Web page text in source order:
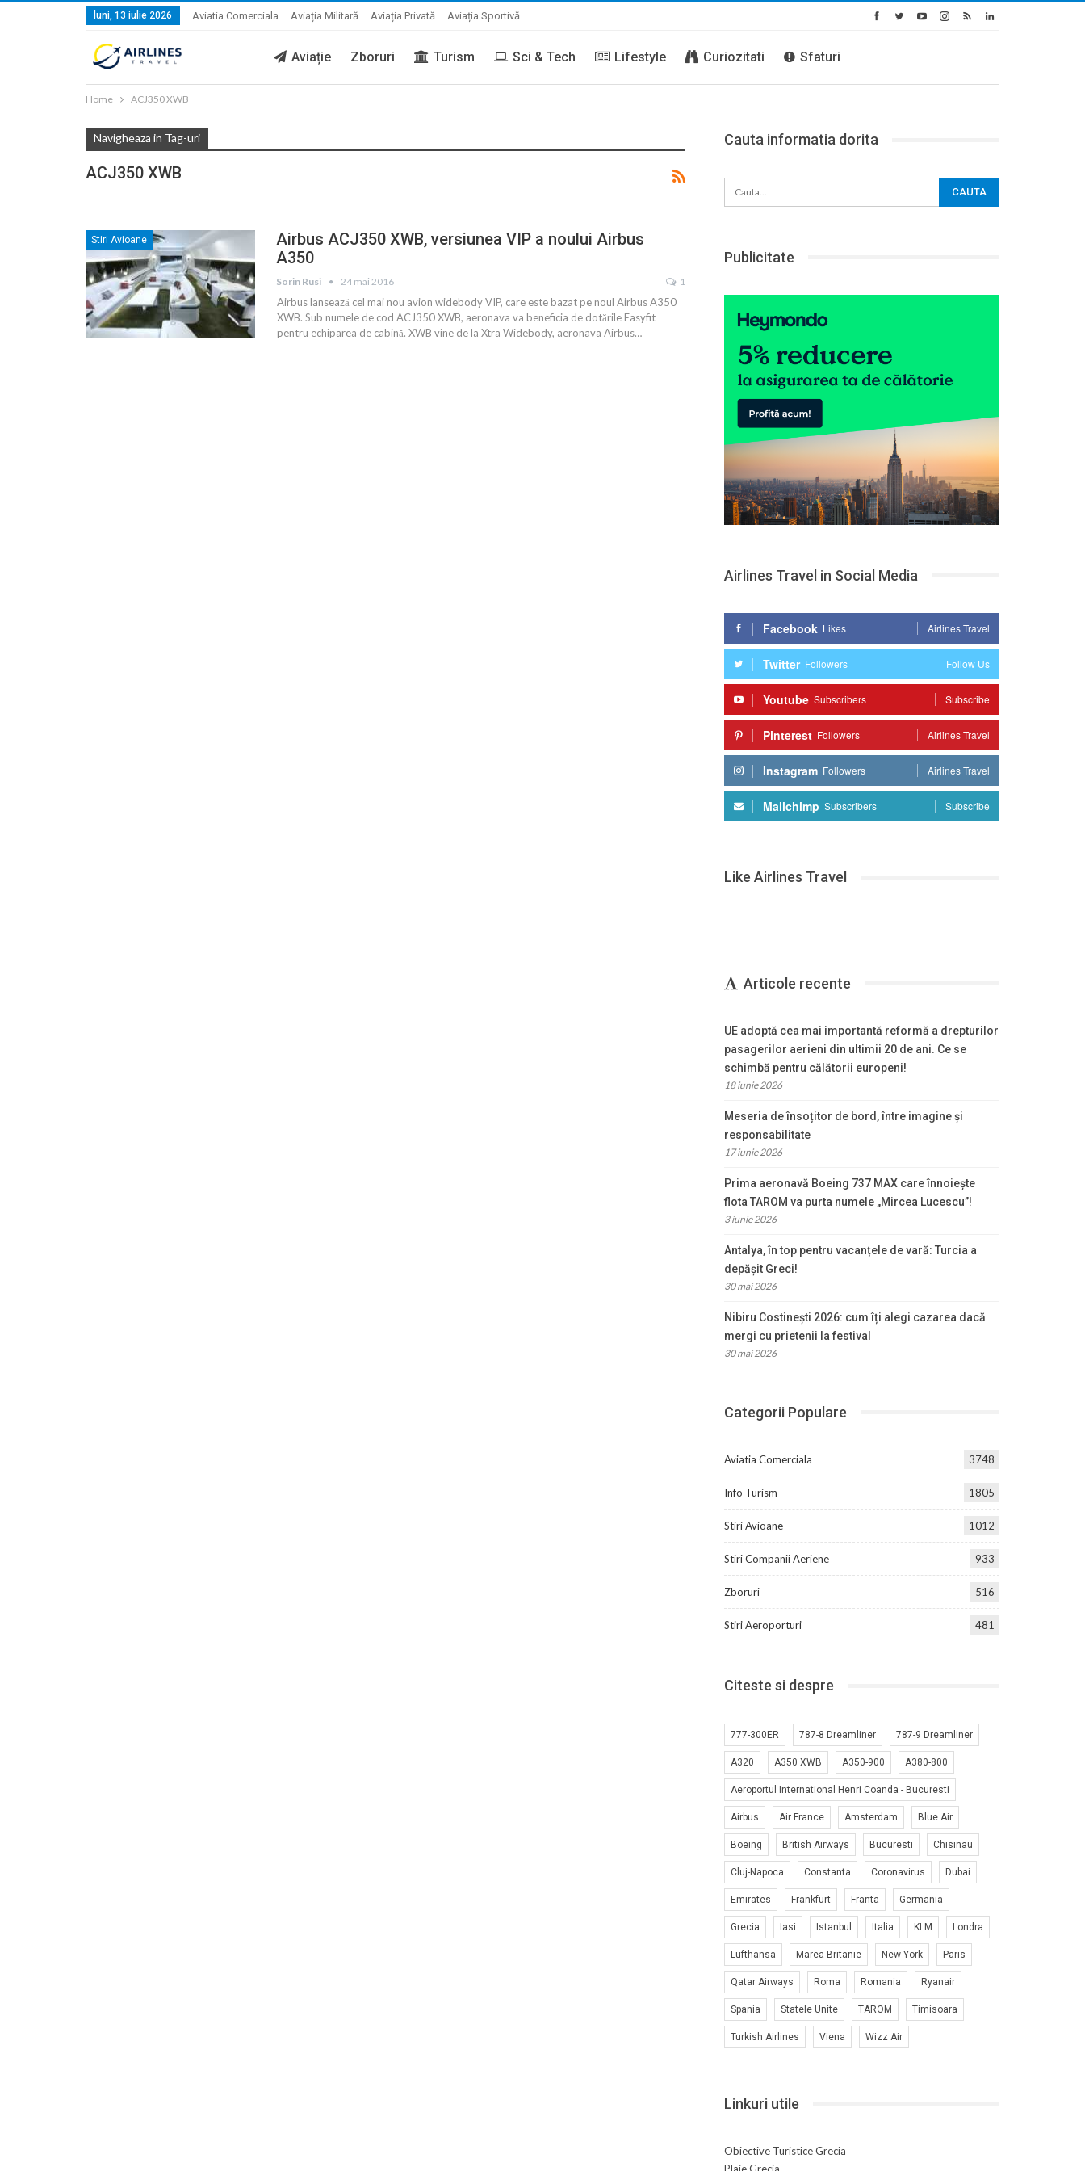
luni, 13 iulie 2026 Aviatia Comerciala Aviația Militară Aviația Privată Aviația Sportivă
Aviație Zboruri Turism Sci & Tech Lifestyle Curiozitati Sfaturi
Home ACJ350 XWB
Navigheaza in Tag-uri
ACJ350 XWB
Stiri Avioane
Airbus ACJ350 XWB, versiunea VIP a noului Airbus
A350
Sorin Rusi 24 mai 2016 1
Airbus lansează cel mai nou avion widebody VIP, care este bazat pe noul Airbus A350
XWB. Sub numele de cod ACJ350 XWB, aeronava va beneficia de dotările Easyfit
pentru echiparea de cabină. XWB vine de la Xtra Widebody, aeronava Airbus…
Cauta informatia dorita
Publicitate
Airlines Travel in Social Media
Facebook Likes Airlines Travel
Twitter Followers Follow Us
Youtube Subscribers Subscribe
Pinterest Followers Airlines Travel
Instagram Followers Airlines Travel
Mailchimp Subscribers Subscribe
Like Airlines Travel
Articole recente
UE adoptă cea mai importantă reformă a drepturilor
pasagerilor aerieni din ultimii 20 de ani. Ce se
schimbă pentru călătorii europeni!
18 iunie 2026
Meseria de însoțitor de bord, între imagine și
responsabilitate
17 iunie 2026
Prima aeronavă Boeing 737 MAX care înnoiește
flota TAROM va purta numele „Mircea Lucescu”!
3 iunie 2026
Antalya, în top pentru vacanțele de vară: Turcia a
depășit Greci!
30 mai 2026
Nibiru Costinești 2026: cum îți alegi cazarea dacă
mergi cu prietenii la festival
30 mai 2026
Categorii Populare
Aviatia Comerciala 3748
Info Turism 1805
Stiri Avioane 1012
Stiri Companii Aeriene 933
Zboruri 516
Stiri Aeroporturi 481
Citeste si despre
777-300ER 787-8 Dreamliner 787-9 Dreamliner
A320 A350 XWB A350-900 A380-800
Aeroportul International Henri Coanda - Bucuresti
Airbus Air France Amsterdam Blue Air
Boeing British Airways Bucuresti Chisinau
Cluj-Napoca Constanta Coronavirus Dubai
Emirates Frankfurt Franta Germania
Grecia Iasi Istanbul Italia KLM Londra
Lufthansa Marea Britanie New York Paris
Qatar Airways Roma Romania Ryanair
Spania Statele Unite TAROM Timisoara
Turkish Airlines Viena Wizz Air
Linkuri utile
Obiective Turistice Grecia
Plaje Grecia